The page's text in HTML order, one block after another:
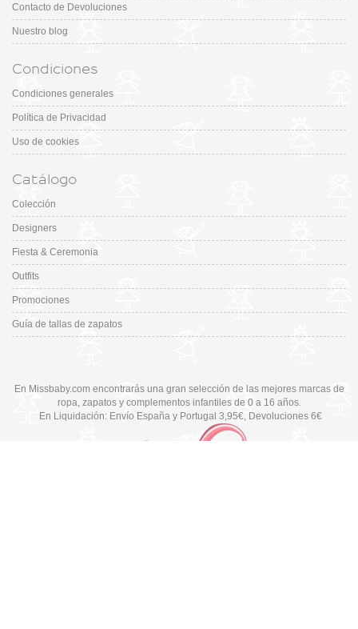
Contacto de Devoluciones
Nuestro blog
Condiciones
Condiciones generales
Política de Privacidad
Uso de cookies
Catálogo
Colección
Designers
Fiesta & Ceremonia
Outfits
Promociones
Guía de tallas de zapatos
En Missbaby.com encontrarás una gran selección de las mejores marcas de
ropa, zapatos y complementos infantiles de 0 a 16 años.
En Liquidación: Envío España y Portugal 3,95€, Devoluciones 6€